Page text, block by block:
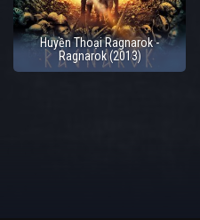
Huyền Thoại Ragnarok -
Ragnarok (2013)